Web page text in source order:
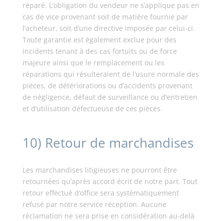
réparé. L’obligation du vendeur ne s’applique pas en
cas de vice provenant soit de matière fournie par
l’acheteur, soit d’une directive imposée par celui-ci.
Toute garantie est également exclue pour des
incidents tenant à des cas fortuits ou de force
majeure ainsi que le remplacement ou les
réparations qui résulteraient de l’usure normale des
pièces, de détériorations ou d’accidents provenant
de négligence, défaut de surveillance ou d’entretien
et d’utilisation défectueuse de ces pièces.
10) Retour de marchandises
Les marchandises litigieuses ne pourront être
retournées qu’après accord écrit de notre part. Tout
retour effectué d’office sera systématiquement
refusé par notre service réception. Aucune
réclamation ne sera prise en considération au-delà